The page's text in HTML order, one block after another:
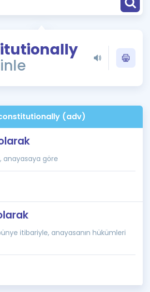
Takvimi
(adv)
anayasaya göre
itibariyle, anayasanın hükümleri